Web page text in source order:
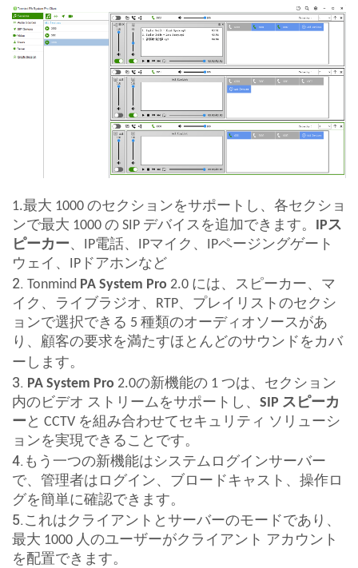
1.最大 1000 のセクションをサポートし、各セクショ
ンで最大 1000 の SIP デバイスを追加できます。 IPス
ピーカー、IP電話、IPマイク、IPページングゲート
ウェイ、IPドアホンなど
2. Tonmind PA System Pro 2.0 には、スピーカー、マ
イク、ライブラジオ、RTP、プレイリストのセクシ
ョンで選択できる 5 種類のオーディオソースがあ
り、顧客の要求を満たすほとんどのサウンドをカバ
ーし ます。
3. PA System Pro 2.0の新機能の 1 つは、セクション
内のビデオ ストリームをサポートし、 SIP スピーカ
ーと CCTV を組み合わせてセキュリティ ソリューシ
ョンを実現できることです。
4. もう一つの新機能はシステムログインサーバー
で、管理者はログイン、ブロードキャスト、操作ロ
グを簡単に確認できます。
5. これはクライアントとサーバーのモードであり、
最大 1000 人のユーザーがクライアント アカウント
を配置できます。